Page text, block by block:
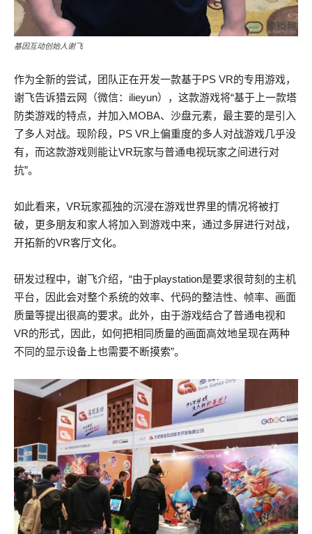
基因互动创始人谢飞
作为全新的尝试，团队正在开发一款基于PS VR的专用游戏，
谢飞告诉猎云网（微信：ilieyun），这款游戏将“基于上一款塔
防类游戏的特点，并加入MOBA、沙盘元素，最主要的是引入
了多人对战。现阶段，PS VR上偏重度的多人对战游戏几乎没
有，而这款游戏则能让VR玩家与普通电视玩家之间进行对
抗”。
如此看来，VR玩家孤独的沉浸在游戏世界里的情况将被打
破，更多朋友和家人将加入到游戏中来，通过多屏进行对战，
开拓新的VR客厅文化。
研发过程中，谢飞介绍，“由于playstation是要求很苛刻的主机
平台，因此会对整个系统的效率、代码的整洁性、帧率、画面
质量等提出很高的要求。此外，由于游戏结合了普通电视和
VR的形式，因此，如何把相同质量的画面高效地呈现在两种
不同的显示设备上也需要不断摸索”。